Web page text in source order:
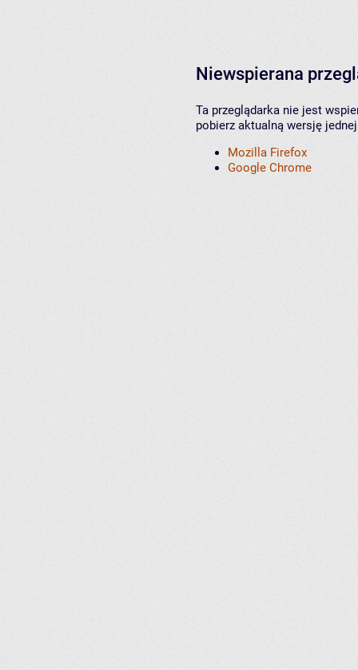
Niewspierana
Ta przeglądarka nie jest
pobierz aktualną wersję
Mozilla Firefox
Google Chrome